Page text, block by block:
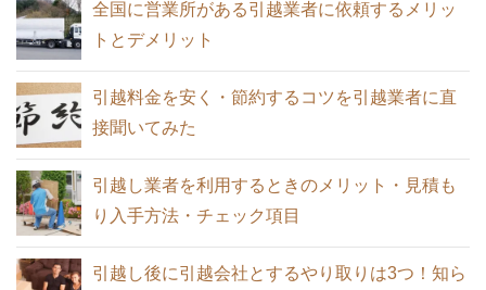
期と通常期・距離別一覧
電話で見積もり依頼すると引越し費用が
高くなる理由
メリットとデメリット
引越業者と契約する前に必ず確認してお
きたい3つのこと
引越し業者とのすべてのやり取りは9つ
冷蔵庫が冷えないときに確認・試したい
9つの方法
全国に営業所がある引越業者に依頼するメリッ
トとデメリット
引越料金を安く・節約するコツを引越業者に直
接聞いてみた
引越し業者を利用するときのメリット・見積も
り入手方法・チェック項目
引越し後に引越会社とするやり取りは3つ！知ら